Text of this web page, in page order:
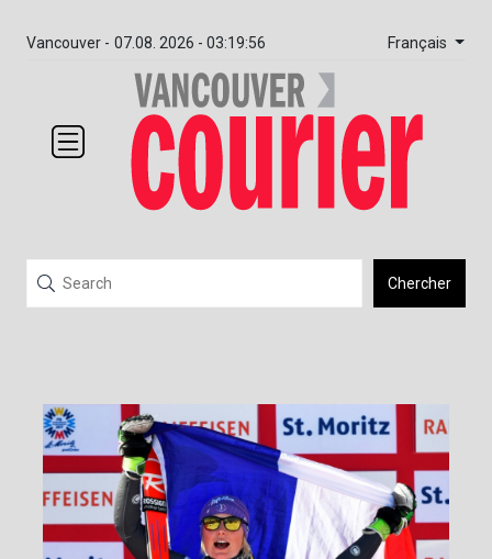
Vancouver - 07.08. 2026 - 03:19:56 Français
Chercher